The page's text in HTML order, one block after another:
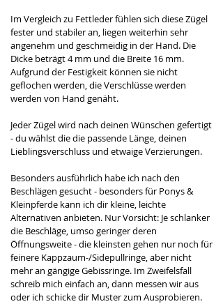
Im Vergleich zu Fettleder fühlen sich diese Zügel
fester und stabiler an, liegen weiterhin sehr
angenehm und geschmeidig in der Hand. Die
Dicke beträgt 4 mm und die Breite 16 mm.
Aufgrund der Festigkeit können sie nicht
geflochen werden, die Verschlüsse werden
werden von Hand genäht.
Jeder Zügel wird nach deinen Wünschen gefertigt
- du wählst die die passende Länge, deinen
Lieblingsverschluss und etwaige Verzierungen.
Besonders ausführlich habe ich nach den
Beschlägen gesucht - besonders für Ponys &
Kleinpferde kann ich dir kleine, leichte
Alternativen anbieten. Nur Vorsicht: Je schlanker
die Beschläge, umso geringer deren
Öffnungsweite - die kleinsten gehen nur noch für
feinere Kappzaum-/Sidepullringe, aber nicht
mehr an gängige Gebissringe. Im Zweifelsfall
schreib mich einfach an, dann messen wir aus
oder ich schicke dir Muster zum Ausprobieren.